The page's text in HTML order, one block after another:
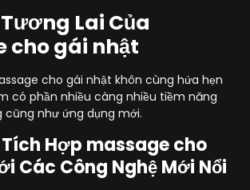
Lai Của
cho gái nhật
cho gái nhật khôn cùng hứa hẹn
có phần nhiều càng nhiều tiềm năng
như ứng dụng mới.
Hợp massage cho
Các Công Nghệ Mới Nổi